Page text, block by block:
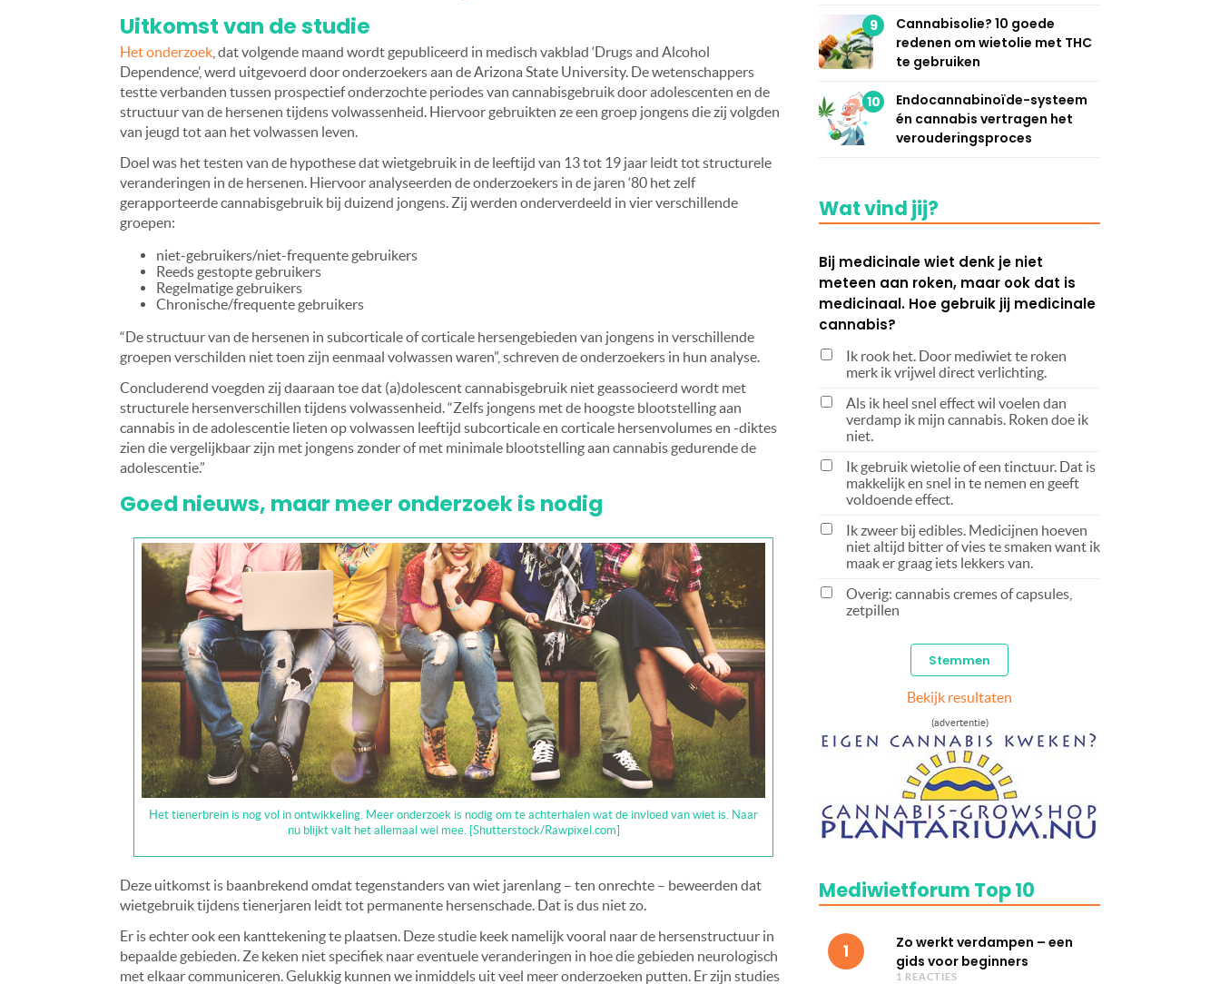
Uitkomst van de studie
Het onderzoek , dat volgende maand wordt gepubliceerd in medisch vakblad ‘Drugs and Alcohol
Dependence’, werd uitgevoerd door onderzoekers aan de Arizona State University. De wetenschappers
testte verbanden tussen prospectief onderzochte periodes van cannabisgebruik door adolescenten en de
structuur van de hersenen tijdens volwassenheid. Hiervoor gebruikten ze een groep jongens die zij volgden
van jeugd tot aan het volwassen leven.
Doel was het testen van de hypothese dat wietgebruik in de leeftijd van 13 tot 19 jaar leidt tot structurele
veranderingen in de hersenen. Hiervoor analyseerden de onderzoekers in de jaren ‘80 het zelf
gerapporteerde cannabisgebruik bij duizend jongens. Zij werden onderverdeeld in vier verschillende
groepen:
niet-gebruikers/niet-frequente gebruikers
Reeds gestopte gebruikers
Regelmatige gebruikers
Chronische/frequente gebruikers
“De structuur van de hersenen in subcorticale of corticale hersengebieden van jongens in verschillende
groepen verschilden niet toen zijn eenmaal volwassen waren”, schreven de onderzoekers in hun analyse.
Concluderend voegden zij daaraan toe dat (a)dolescent cannabisgebruik niet geassocieerd wordt met
structurele hersenverschillen tijdens volwassenheid. “Zelfs jongens met de hoogste blootstelling aan
cannabis in de adolescentie lieten op volwassen leeftijd subcorticale en corticale hersenvolumes en -diktes
zien die vergelijkbaar zijn met jongens zonder of met minimale blootstelling aan cannabis gedurende de
adolescentie.”
Goed nieuws, maar meer onderzoek is nodig
Het tienerbrein is nog vol in ontwikkeling. Meer onderzoek is nodig om te achterhalen wat de invloed van wiet is. Naar
nu blijkt valt het allemaal wel mee. [Shutterstock/Rawpixel.com]
Deze uitkomst is baanbrekend omdat tegenstanders van wiet jarenlang – ten onrechte – beweerden dat
wietgebruik tijdens tienerjaren leidt tot permanente hersenschade. Dat is dus niet zo.
Er is echter ook een kanttekening te plaatsen. Deze studie keek namelijk vooral naar de hersenstructuur in
bepaalde gebieden. Ze keken niet specifiek naar eventuele veranderingen in hoe die gebieden neurologisch
met elkaar communiceren.Gelukkig kunnen we inmiddels uit veel meer onderzoeken putten. Er zijn studies
9
Cannabisolie? 10 goede
redenen om wietolie met THC
te gebruiken
10
Endocannabinoïde-systeem
én cannabis vertragen het
verouderingsproces
Wat vind jij?
Bij medicinale wiet denk je niet
meteen aan roken, maar ook dat is
medicinaal. Hoe gebruik jij medicinale
cannabis?
Ik rook het. Door mediwiet te roken
merk ik vrijwel direct verlichting.
Als ik heel snel effect wil voelen dan
verdamp ik mijn cannabis. Roken doe ik
niet.
Ik gebruik wietolie of een tinctuur. Dat is
makkelijk en snel in te nemen en geeft
voldoende effect.
Ik zweer bij edibles. Medicijnen hoeven
niet altijd bitter of vies te smaken want ik
maak er graag iets lekkers van.
Overig: cannabis cremes of capsules,
zetpillen
Bekijk resultaten
(advertentie)
Mediwietforum Top 10
1
Zo werkt verdampen – een
gids voor beginners
1 REACTIES